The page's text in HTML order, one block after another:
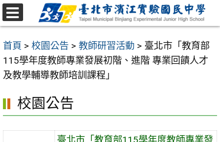
跳
至
要
內
容
首頁 > 校園公告 > 教師研習活動 > 臺北市「教育部
115學年度教師專業發展初階、進階 專業回饋人才
及教學輔導教師培訓課程」
校園公告
選
單